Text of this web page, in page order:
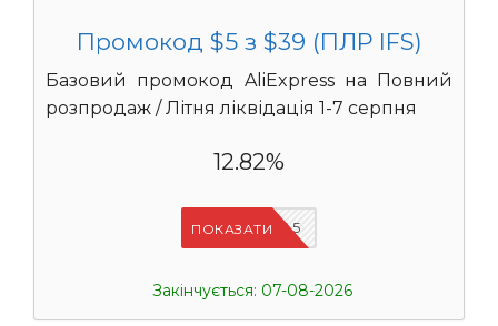
Промокод $5 з $39 (ПЛР IFS)
Базовий промокод AliExpress на Повний
розпродаж / Літня ліквідація 1-7 серпня
12.82%
IFSCDUA5
ПОКАЗАТИ
Закінчується: 07-08-2026